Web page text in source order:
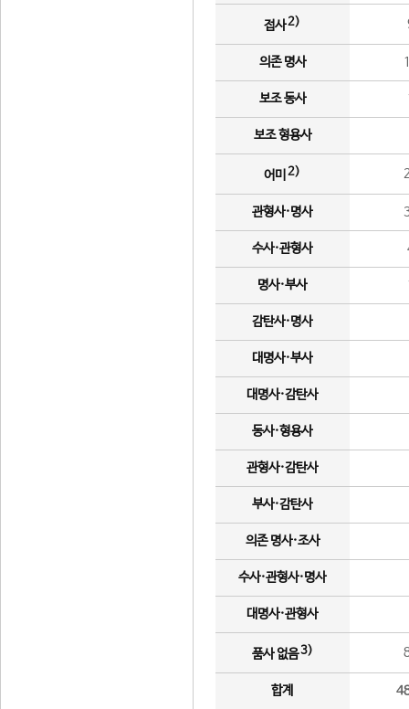
접사2)
의존 명사
보조 동사
보조 형용사
어미 2)
관형사·명사
수사·관형사
명사·부사
감탄사·명사
대명사·부사
대명사·감탄사
동사·형용사
관형사·감탄사
부사·감탄사
의존 명사·조사
수사·관형사·명사
대명사·관형사
품사 없음3)
합계